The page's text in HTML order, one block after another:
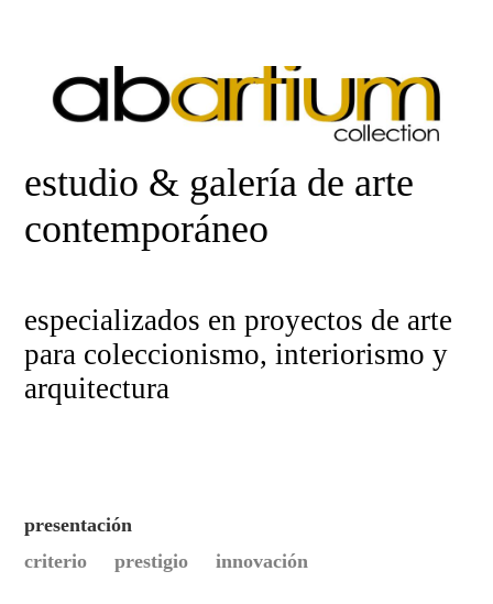
estudio & galería de arte
contemporáneo
especializados en proyectos de arte
para coleccionismo, interiorismo y
arquitectura
presentación
criterio prestigio innovación